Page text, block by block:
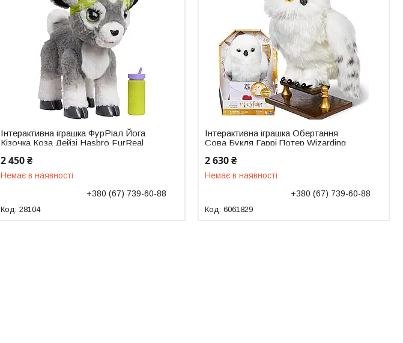
Інтерактивна іграшка ФурРіал Йога
Кізочка Коза Дейзі Hasbro FurReal
2 450 ₴
Немає в наявності
+380 (67) 739-60-88
28104
Інтерактивна іграшка Обертання
Сова Букля Гаррі Потер Wizarding
2 630 ₴
Немає в наявності
+380 (67) 739-60-88
6061829